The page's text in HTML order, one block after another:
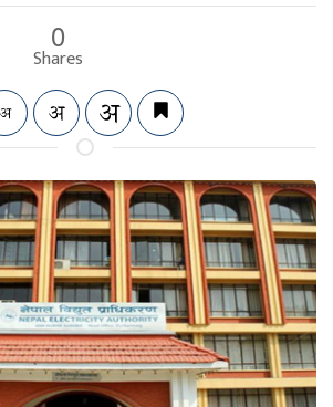
0
Shares